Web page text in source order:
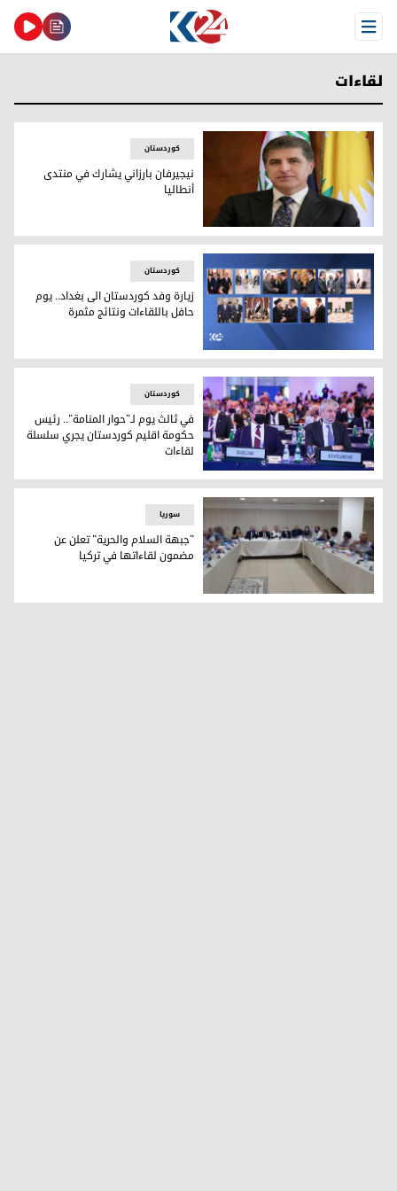
Open Menu
لقاءات
نيجيرفان بارزاني يشارك في منتدى أنطاليا
کوردستان
نيجيرفان بارزاني يشارك في منتدى
أنطاليا
زيارة وفد كوردستان الى بغداد.. يوم حافل باللقاءات ونتائج
کوردستان
زيارة وفد كوردستان الى بغداد.. يوم
حافل باللقاءات ونتائج مثمرة
في ثالث يوم لـ"حوار المنامة".. رئيس حكومة اقليم كوردستان
کوردستان
في ثالث يوم لـ"حوار المنامة".. رئيس
حكومة اقليم كوردستان يجري سلسلة
لقاءات
"جبهة السلام والحرية" تعلن عن مضمون لقاءاتها في تركيا
سوریا
"جبهة السلام والحرية" تعلن عن
مضمون لقاءاتها في تركيا